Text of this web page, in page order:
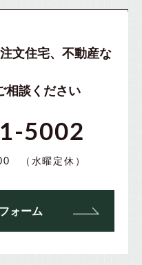
文住宅、不動産な
相談ください
5002
（水曜定休）
ォーム